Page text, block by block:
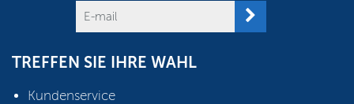
TREFFEN SIE IHRE WAHL
Kundenservice